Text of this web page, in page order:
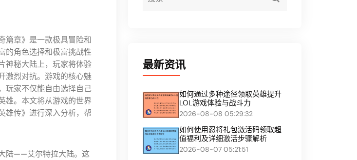
篇章》是一款极具冒险和
的角色选择和极富挑战性
神秘大陆上，玩家将体验
激烈对抗。游戏的核心魅
玩家不仅能自由选择自己
雄。本文将从游戏的世界
雄传》进行深入分析，帮
陆——艾尔特拉大陆。这
最新资讯
如何通过多种途径领取英雄提升
LOL游戏体验与战斗力
2026-08-08 05:29:32
如何使用忍将礼包激活码领取超
值福利及详细激活步骤解析
2026-08-07 05:21:51